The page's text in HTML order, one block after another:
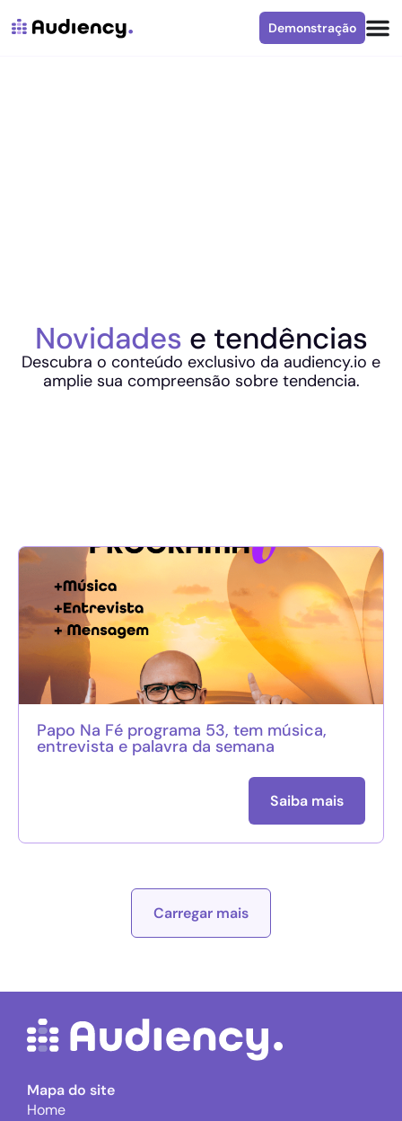
Demonstração
Novidades e tendências
Descubra o conteúdo exclusivo da audiency.io e
amplie sua compreensão sobre tendencia.
Papo Na Fé programa 53, tem música,
entrevista e palavra da semana
Saiba mais
Carregar mais
Mapa do site
Home